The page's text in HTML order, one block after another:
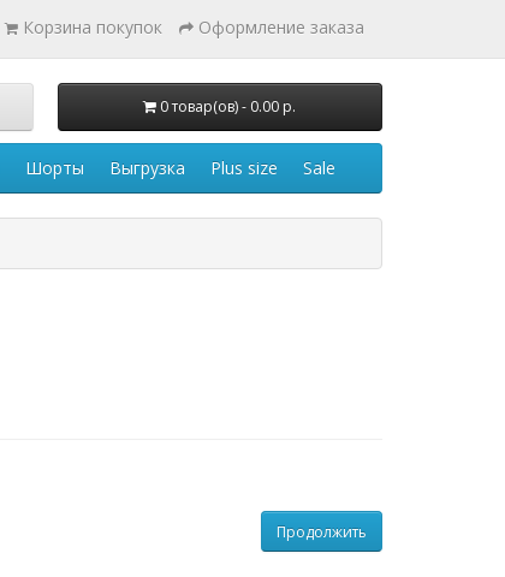
Корзина покупок Оформление заказа
0 товар(ов) - 0.00 р.
Шорты Выгрузка Plus size Sale
Продолжить